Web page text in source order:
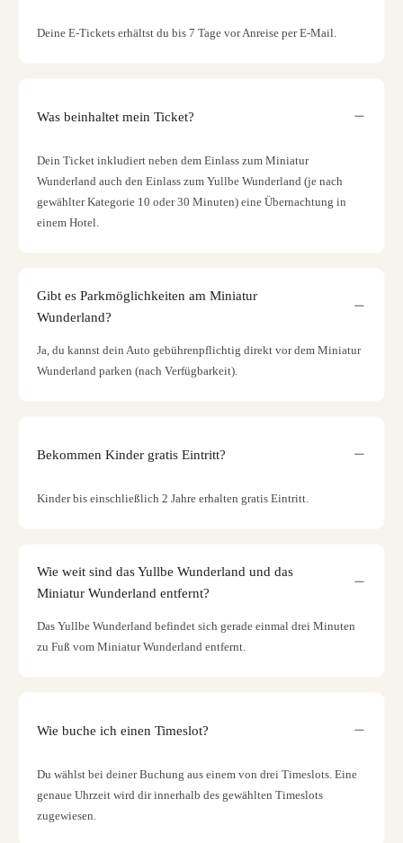
Deine E-Tickets erhältst du bis 7 Tage vor Anreise per E-Mail.
Was beinhaltet mein Ticket?
Dein Ticket inkludiert neben dem Einlass zum Miniatur
Wunderland auch den Einlass zum Yullbe Wunderland (je nach
gewählter Kategorie 10 oder 30 Minuten) eine Übernachtung in
einem Hotel.
Gibt es Parkmöglichkeiten am Miniatur
Wunderland?
Ja, du kannst dein Auto gebührenpflichtig direkt vor dem Miniatur
Wunderland parken (nach Verfügbarkeit).
Bekommen Kinder gratis Eintritt?
Kinder bis einschließlich 2 Jahre erhalten gratis Eintritt.
Wie weit sind das Yullbe Wunderland und das
Miniatur Wunderland entfernt?
Das Yullbe Wunderland befindet sich gerade einmal drei Minuten
zu Fuß vom Miniatur Wunderland entfernt.
Wie buche ich einen Timeslot?
Du wählst bei deiner Buchung aus einem von drei Timeslots. Eine
genaue Uhrzeit wird dir innerhalb des gewählten Timeslots
zugewiesen.